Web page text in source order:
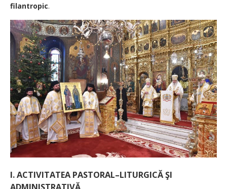
filantropic.
I. ACTIVITATEA PASTORAL–LITURGICĂ ŞI